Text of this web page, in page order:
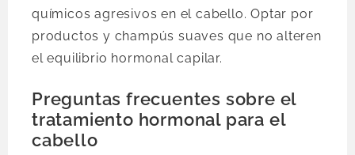
químicos agresivos en el cabello. Optar por
productos y champús suaves que no alteren
el equilibrio hormonal capilar.
Preguntas frecuentes sobre el
tratamiento hormonal para el
cabello